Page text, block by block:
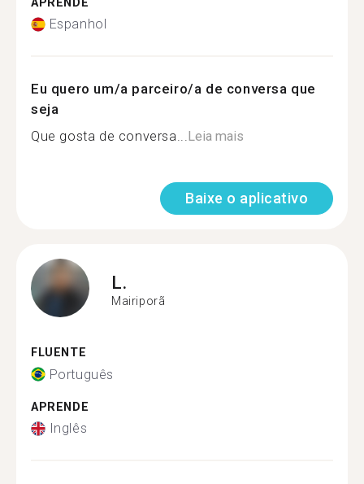
Espanhol
Eu quero um/a parceiro/a de conversa que
seja
Que gosta de conversa...Leia mais
Baixe o aplicativo
L.
Mairiporã
FLUENTE
Português
APRENDE
Inglês